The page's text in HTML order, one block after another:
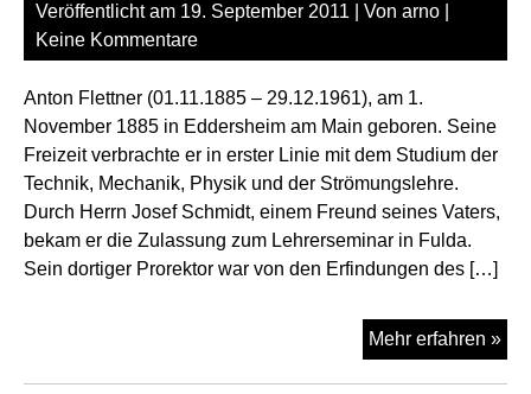
Veröffentlicht am 19. September 2011 | Von arno
Keine Kommentare
Anton Flettner (01.11.1885 – 29.12.1961), am 1.
November 1885 in Eddersheim am Main geboren. Seine
Freizeit verbrachte er in erster Linie mit dem Studium der
Technik, Mechanik, Physik und der Strömungslehre.
Durch Herrn Josef Schmidt, einem Freund seines Vaters,
bekam er die Zulassung zum Lehrerseminar in Fulda.
Sein dortiger Prorektor war von den Erfindungen des […]
Mehr erfahren »